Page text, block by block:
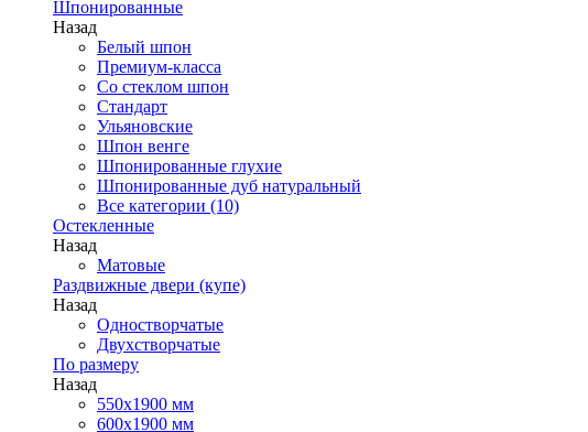
Шпонированные
Назад
Белый шпон
Премиум-класса
Со стеклом шпон
Стандарт
Ульяновские
Шпон венге
Шпонированные глухие
Шпонированные дуб натуральный
Все категории (10)
Остекленные
Назад
Матовые
Раздвижные двери (купе)
Назад
Одностворчатые
Двухстворчатые
По размеру
Назад
550x1900 мм
600x1900 мм